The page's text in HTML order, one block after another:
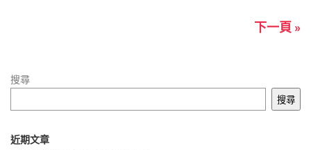
下一頁 »
搜尋
搜尋
近期文章